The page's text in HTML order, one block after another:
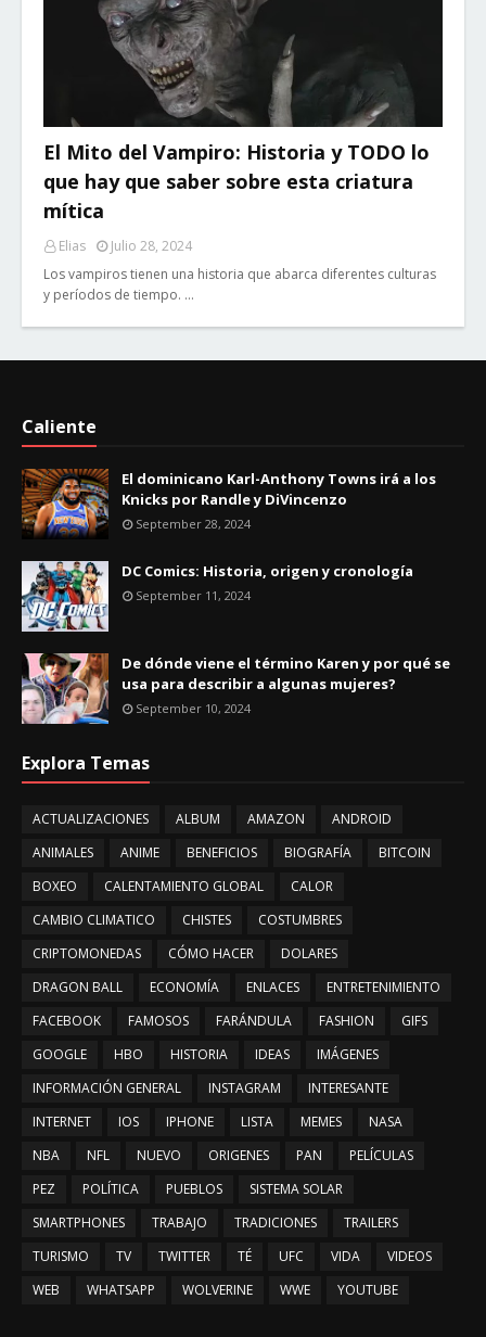
El Mito del Vampiro: Historia y TODO lo
que hay que saber sobre esta criatura
mítica
Elias
Julio 28, 2024
Los vampiros tienen una historia que abarca diferentes culturas
y períodos de tiempo. …
Caliente
El dominicano Karl-Anthony Towns irá a los
Knicks por Randle y DiVincenzo
September 28, 2024
DC Comics: Historia, origen y cronología
September 11, 2024
De dónde viene el término Karen y por qué se
usa para describir a algunas mujeres?
September 10, 2024
Explora Temas
ACTUALIZACIONES ALBUM AMAZON
ANDROID
ANIMALES
ANIME BENEFICIOS BIOGRAFÍA
BITCOIN
BOXEO
CALENTAMIENTO GLOBAL
CALOR
CAMBIO CLIMATICO
CHISTES
COSTUMBRES
CRIPTOMONEDAS
CÓMO HACER
DOLARES
DRAGON BALL
ECONOMÍA ENLACES
ENTRETENIMIENTO
FACEBOOK
FAMOSOS FARÁNDULA FASHION
GIFS
GOOGLE
HBO HISTORIA IDEAS
IMÁGENES
INFORMACIÓN GENERAL
INSTAGRAM
INTERESANTE
INTERNET
IOS IPHONE LISTA MEMES
NASA
NBA
NFL NUEVO ORIGENES PAN
PELÍCULAS
PEZ
POLÍTICA PUEBLOS
SISTEMA SOLAR
SMARTPHONES
TRABAJO TRADICIONES
TRAILERS
TURISMO
TV TWITTER TÉ UFC VIDA
VIDEOS
WEB
WHATSAPP WOLVERINE WWE YOUTUBE